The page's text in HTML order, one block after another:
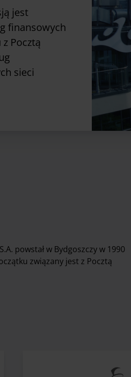
jest
finansowych
Pocztą
sieci
powstał w Bydgoszczy w 1990
związany jest z Pocztą